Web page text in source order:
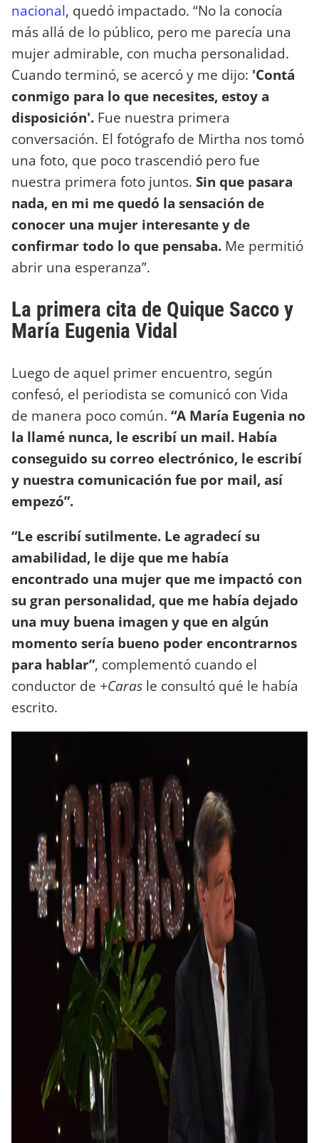
nacional, quedó impactado. “No la conocía
más allá de lo público, pero me parecía una
mujer admirable, con mucha personalidad.
Cuando terminó, se acercó y me dijo: 'Contá
conmigo para lo que necesites, estoy a
disposición'. Fue nuestra primera
conversación. El fotógrafo de Mirtha nos tomó
una foto, que poco trascendió pero fue
nuestra primera foto juntos. Sin que pasara
nada, en mi me quedó la sensación de
conocer una mujer interesante y de
confirmar todo lo que pensaba. Me permitió
abrir una esperanza”.
La primera cita de Quique Sacco y
María Eugenia Vidal
Luego de aquel primer encuentro, según
confesó, el periodista se comunicó con Vida
de manera poco común. “A María Eugenia no
la llamé nunca, le escribí un mail. Había
conseguido su correo electrónico, le escribí
y nuestra comunicación fue por mail, así
empezó”.
“Le escribí sutilmente. Le agradecí su
amabilidad, le dije que me había
encontrado una mujer que me impactó con
su gran personalidad, que me había dejado
una muy buena imagen y que en algún
momento sería bueno poder encontrarnos
para hablar”, complementó cuando el
conductor de +Caras le consultó qué le había
escrito.